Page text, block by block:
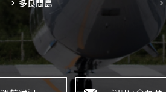
多良間島